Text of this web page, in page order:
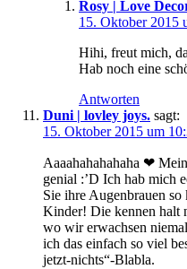
Rosy | Love
15. Oktober 2015
Hihi, freut mich,
Hab noch eine
Antworten
Duni | lovley joys. sagt:
15. Oktober 2015 um
Aaaahahahahaha ❤
genial :’D Ich hab mich
Sie ihre Augenbrauen
Kinder! Die kennen halt
wo wir erwachsen
ich das einfach so viel
jetzt-nichts“-Blabla.